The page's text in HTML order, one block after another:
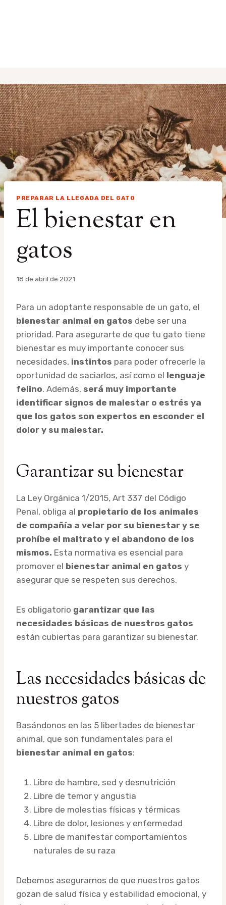
PREPARAR LA LLEGADA DEL GATO
El bienestar en
gatos
Por
18 de abril de 2021
Para un adoptante responsable de un gato, el
bienestar animal en gatos debe ser una
prioridad. Para asegurarte de que tu gato tiene
bienestar es muy importante conocer sus
necesidades, instintos para poder ofrecerle la
oportunidad de saciarlos, así como el lenguaje
felino. Además, será muy importante
identificar signos de malestar o estrés ya
que los gatos son expertos en esconder el
dolor y su malestar.
Garantizar su bienestar
La Ley Orgánica 1/2015, Art 337 del Código
Penal, obliga al propietario de los animales
de compañía a velar por su bienestar y se
prohíbe el maltrato y el abandono de los
mismos. Esta normativa es esencial para
promover el bienestar animal en gatos y
asegurar que se respeten sus derechos.
Es obligatorio garantizar que las
necesidades básicas de nuestros gatos
están cubiertas para garantizar su bienestar.
Las necesidades básicas de
nuestros gatos
Basándonos en las 5 libertades de bienestar
animal, que son fundamentales para el
bienestar animal en gatos:
Libre de hambre, sed y desnutrición
Libre de temor y angustia
Libre de molestias físicas y térmicas
Libre de dolor, lesiones y enfermedad
Libre de manifestar comportamientos
naturales de su raza
Debemos asegurarnos de que nuestros gatos
gozan de salud física y estabilidad emocional, y